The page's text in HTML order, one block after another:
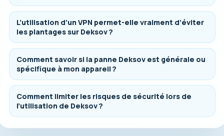
L’utilisation d’un VPN permet-elle vraiment d’éviter
les plantages sur Deksov ?
Comment savoir si la panne Deksov est générale ou
spécifique à mon appareil ?
Comment limiter les risques de sécurité lors de
l’utilisation de Deksov ?